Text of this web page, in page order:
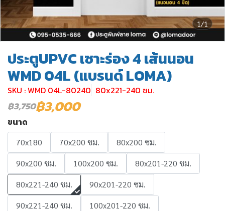
1/1
ประตูUPVC เซาะร่อง 4 เส้นนอน
WMD 04L (แบรนด์ LOMA)
SKU : WMD 04L-80240 80x221-240 ซม.
฿3,750฿3,000
ขนาด
70x180 70x200 ซม.
80x200 ซม.
90x200 ซม.
100x200 ซม.
80x201-220 ซม.
80x221-240 ซม.
90x201-220 ซม.
90x221-240 ซม.
100x201-220 ซม.